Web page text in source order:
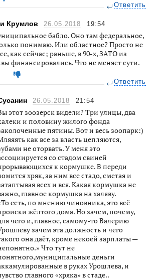
Ответить
Крумлов 26.05.2018 19:54
бабло. Оно там федеральное,
понимаю. Или областное? Просто не
как сейчас; раньше, в 90-х, ЗАТО из
финансировались. Что не меняет сути.
Ответить
26.05.2018 21:54
этот зоозерск видели? Три улицы, два
и половину жилого фонда
пятины. Вот и весь зоопарк:)
как все за власть цепляются,
не оторвать. У меня это
со стадом свиней
к кормушке. В переди
хряк, за ним все стадо, сметая и
всех и вся. Какая кормушка не
главное кормушка на халяву.
есть, по мнению чиновника, это всё
жёлтого дома. Но зачем, почему,
чего и, главное, самому-то Валерию
зачем эта должность и чего
она даёт, кроме некоей зарплаты —
Что тут не
деньги
в руках Урошлева, и
главного «хряка» в стаде..